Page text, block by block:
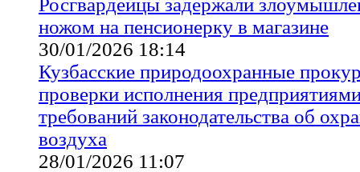
ножом на пенсионерку в магазине
30/01/2026 18:14
Кузбасские природоохранные
проверки исполнения
требований законодательства об
воздуха
28/01/2026 11:07